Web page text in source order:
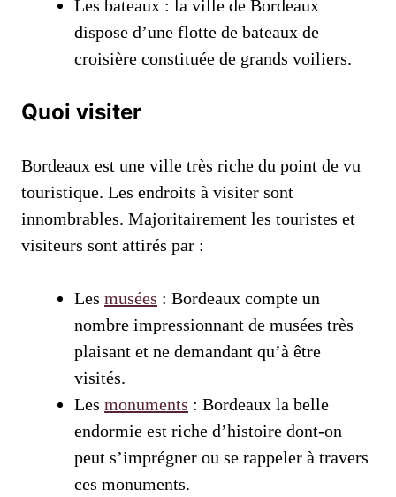
Les bateaux : la ville de Bordeaux
dispose d’une flotte de bateaux de
croisière constituée de grands voiliers.
Quoi visiter
Bordeaux est une ville très riche du point de vu
touristique. Les endroits à visiter sont
innombrables. Majoritairement les touristes et
visiteurs sont attirés par :
Les musées : Bordeaux compte un
nombre impressionnant de musées très
plaisant et ne demandant qu’à être
visités.
Les monuments : Bordeaux la belle
endormie est riche d’histoire dont-on
peut s’imprégner ou se rappeler à travers
ces monuments.